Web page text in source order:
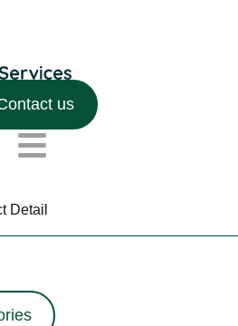
us
Detail